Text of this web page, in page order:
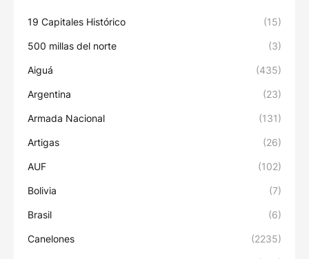
19 Capitales Histórico (15)
500 millas del norte (3)
Aiguá (435)
Argentina (23)
Armada Nacional (131)
Artigas (26)
AUF (102)
Bolivia (7)
Brasil (6)
Canelones (2235)